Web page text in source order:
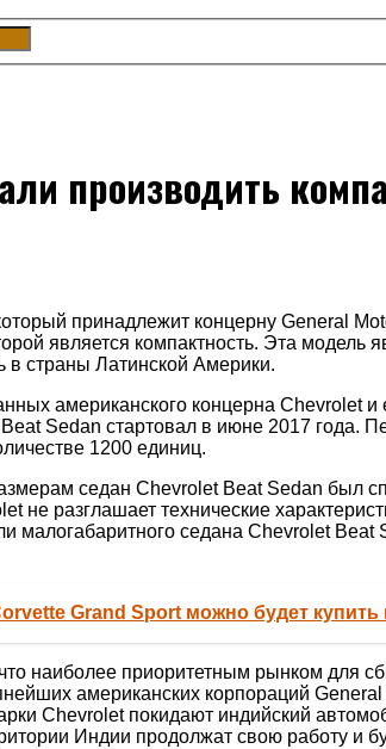
производить
принадлежит концерну General
является компактность. Эта
в страны Латинской Америки.
американского концерна Chevroletи
Beat Sedan стартовал в июне 2017 года.
1200 единиц.
седан Chevrolet Beat Sedan был
не разглашает технические
малогабаритного седана Chevrolet Beat
Grand Sport можно будет купить
наиболее приоритетным рынком для
американских корпораций General
Chevroletпокидают индийский
Индии продолжат свою работу и